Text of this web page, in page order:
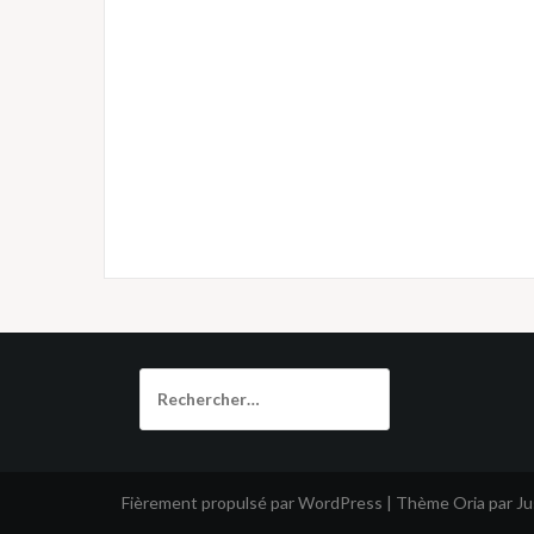
Fièrement propulsé par WordPress | Thème Oria par